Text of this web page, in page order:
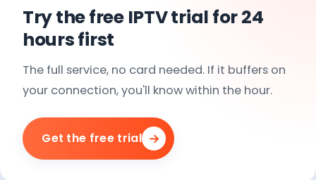
Try the free IPTV trial for 24
hours first
The full service, no card needed. If it buffers on
your connection, you'll know within the hour.
Get the free trial